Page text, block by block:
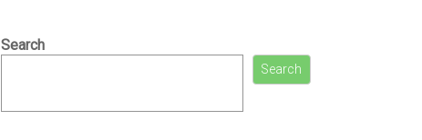
Search
Search